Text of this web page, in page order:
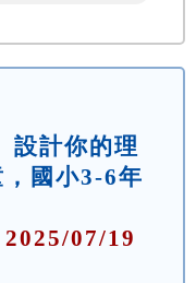
設計你的理
國小3-6年
07/19